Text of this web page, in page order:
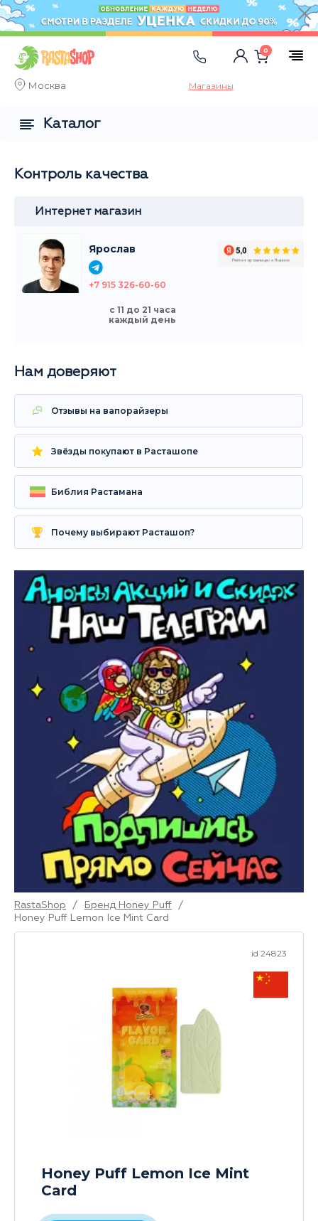
Москва Магазины
0
Контроль качества
Интернет магазин
Ярослав
+7 915 326-60-60
с 11 до 21 часа
каждый день
Нам доверяют
Отзывы на вапорайзеры
Звёзды покупают в Расташопе
Библия Растамана
Почему выбирают Расташоп?
Каталог
RastaShop / Бренд Honey Puff
/
Honey Puff Lemon Ice Mint Card
id 24823
Honey Puff Lemon Ice Mint
Card